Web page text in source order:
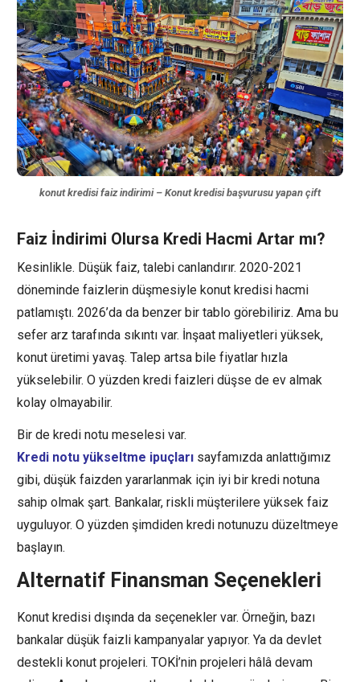
konut kredisi faiz indirimi – Konut kredisi başvurusu yapan çift
Faiz İndirimi Olursa Kredi Hacmi Artar mı?
Kesinlikle. Düşük faiz, talebi canlandırır. 2020-2021
döneminde faizlerin düşmesiyle konut kredisi hacmi
patlamıştı. 2026’da da benzer bir tablo görebiliriz. Ama bu
sefer arz tarafında sıkıntı var. İnşaat maliyetleri yüksek,
konut üretimi yavaş. Talep artsa bile fiyatlar hızla
yükselebilir. O yüzden kredi faizleri düşse de ev almak
kolay olmayabilir.
Bir de kredi notu meselesi var.
Kredi notu yükseltme ipuçları sayfamızda anlattığımız
gibi, düşük faizden yararlanmak için iyi bir kredi notuna
sahip olmak şart. Bankalar, riskli müşterilere yüksek faiz
uyguluyor. O yüzden şimdiden kredi notunuzu düzeltmeye
başlayın.
Alternatif Finansman Seçenekleri
Konut kredisi dışında da seçenekler var. Örneğin, bazı
bankalar düşük faizli kampanyalar yapıyor. Ya da devlet
destekli konut projeleri. TOKİ’nin projeleri hâlâ devam